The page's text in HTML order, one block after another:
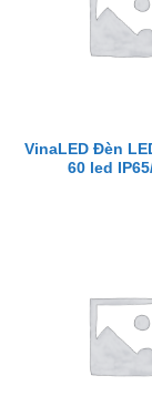
VinaLED Đèn
60 led